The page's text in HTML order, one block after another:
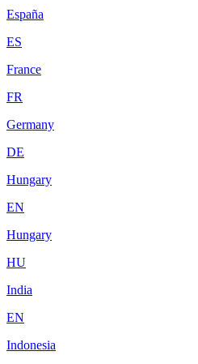
España
ES
France
FR
Germany
DE
Hungary
EN
Hungary
HU
India
EN
Indonesia